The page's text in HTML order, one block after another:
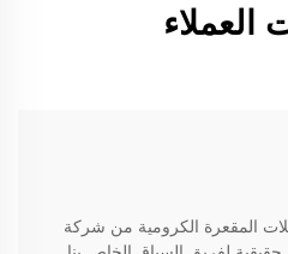
العملاء
المقعرة الكرومية من شركة